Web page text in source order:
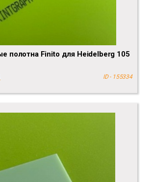
полотна Finito для Heidelberg 105
ID - 155334